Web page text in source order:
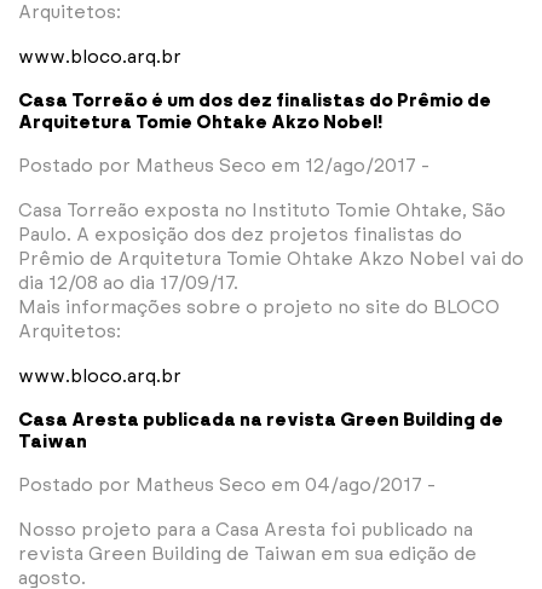
Arquitetos:
www.bloco.arq.br
Casa Torreão é um dos dez finalistas do Prêmio de
Arquitetura Tomie Ohtake Akzo Nobel!
Postado por Matheus Seco em 12/ago/2017 -
Casa Torreão exposta no Instituto Tomie Ohtake, São
Paulo. A exposição dos dez projetos finalistas do
Prêmio de Arquitetura Tomie Ohtake Akzo Nobel vai do
dia 12/08 ao dia 17/09/17.
Mais informações sobre o projeto no site do BLOCO
Arquitetos:
www.bloco.arq.br
Casa Aresta publicada na revista Green Building de
Taiwan
Postado por Matheus Seco em 04/ago/2017 -
Nosso projeto para a Casa Aresta foi publicado na
revista Green Building de Taiwan em sua edição de
agosto.